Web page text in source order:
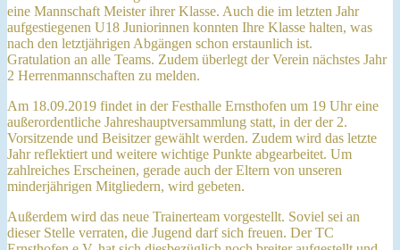
eine Mannschaft Meister ihrer Klasse. Auch die im letzten Jahr
aufgestiegenen U18 Juniorinnen konnten Ihre Klasse halten, was
nach den letztjährigen Abgängen schon erstaunlich ist.
Gratulation an alle Teams. Zudem überlegt der Verein nächstes Jahr
2 Herrenmannschaften zu melden.
Am 18.09.2019 findet in der Festhalle Ernsthofen um 19 Uhr eine
außerordentliche Jahreshauptversammlung statt, in der der 2.
Vorsitzende und Beisitzer gewählt werden. Zudem wird das letzte
Jahr reflektiert und weitere wichtige Punkte abgearbeitet. Um
zahlreiches Erscheinen, gerade auch der Eltern von unseren
minderjährigen Mitgliedern, wird gebeten.
Außerdem wird das neue Trainerteam vorgestellt. Soviel sei an
dieser Stelle verraten, die Jugend darf sich freuen. Der TC